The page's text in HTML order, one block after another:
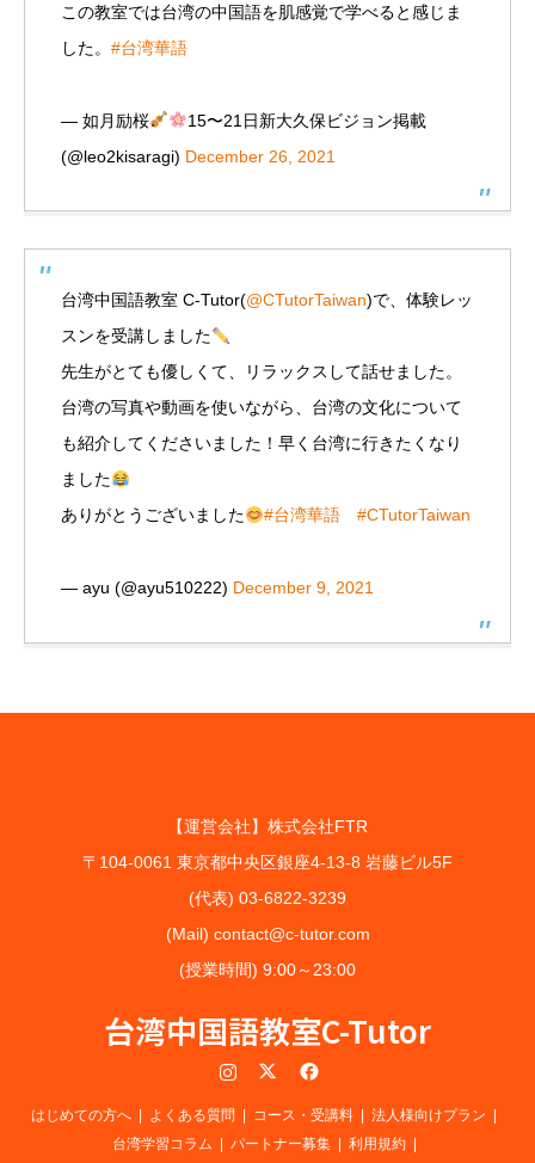
この教室では台湾の中国語を肌感覚で学べると感じま
した。 #台湾華語
— 如月励桜
15〜21日新大久保ビジョン掲載
(@leo2kisaragi) December 26, 2021
台湾中国語教室 C-Tutor(@CTutorTaiwan)で、体験レッ
スンを受講しました
先生がとても優しくて、リラックスして話せました。
台湾の写真や動画を使いながら、台湾の文化について
も紹介してくださいました！早く台湾に行きたくなり
ました
ありがとうございました
#台湾華語 #CTutorTaiwan
— ayu (@ayu510222) December 9, 2021
【運営会社】株式会社FTR
〒104-0061 東京都中央区銀座4-13-8 岩藤ビル5F
(代表) 03-6822-3239
(Mail) contact@c-tutor.com
(授業時間) 9:00～23:00
台湾中国語教室C-Tutor
はじめての方へ よくある質問 コース・受講料
法人様向けプラン
台湾学習コラム
パートナー募集 利用規約